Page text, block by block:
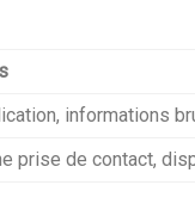
informations
prise de contact,